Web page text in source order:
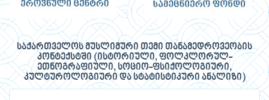
საქართველოს მუსლიმური თემი თანამედროვეობის
კონტექსტში (ისტორიული, ფოლკლორულ-
ეთნოგრაფიული, სოციო-ფსიქოლოგიური,
კულტუროლოგიური და სტატისტიკური ანალიზი)